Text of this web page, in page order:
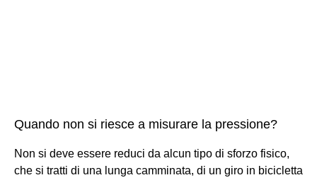
Quando non si riesce a misurare la pressione?
Non si deve essere reduci da alcun tipo di sforzo fisico,
che si tratti di una lunga camminata, di un giro in bicicletta